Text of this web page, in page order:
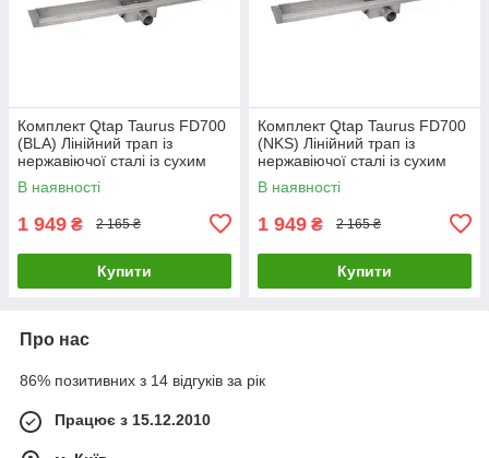
Комплект Qtap Taurus FD700
(BLA) Лінійний трап із
нержавіючої сталі із сухим
затвором 700 мм
В наявності
1 949 ₴ 2 165 ₴
Купити
Комплект Qtap Taurus FD700
(NKS) Лінійний трап із
нержавіючої сталі із сухим
затвором 700 мм
В наявності
1 949 ₴ 2 165 ₴
Купити
Про нас
86% позитивних з 14 відгуків за рік
Працює з 15.12.2010